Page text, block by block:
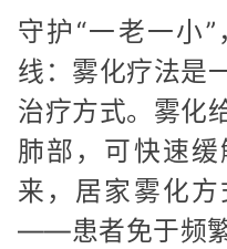
守护“一老一小
线：雾化疗法是
治疗方式。雾化
肺部，可快速
来，居家雾化
——患者免于频